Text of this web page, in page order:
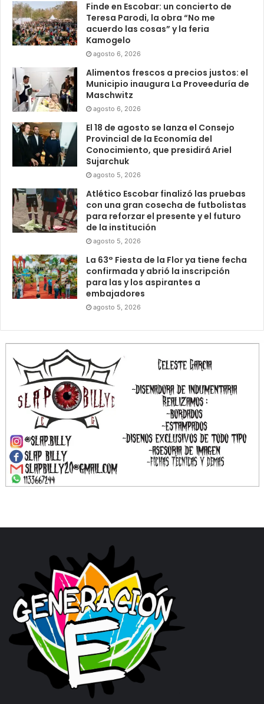
Finde en Escobar: un concierto de
Teresa Parodi, la obra “No me
acuerdo las cosas” y la feria
Kamogelo
agosto 6, 2026
Alimentos frescos a precios justos: el
Municipio inaugura La Proveeduría de
Maschwitz
agosto 6, 2026
El 18 de agosto se lanza el Consejo
Provincial de la Economía del
Conocimiento, que presidirá Ariel
Sujarchuk
agosto 5, 2026
Atlético Escobar finalizó las pruebas
con una gran cosecha de futbolistas
para reforzar el presente y el futuro
de la institución
agosto 5, 2026
La 63° Fiesta de la Flor ya tiene fecha
confirmada y abrió la inscripción
para las y los aspirantes a
embajadores
agosto 5, 2026